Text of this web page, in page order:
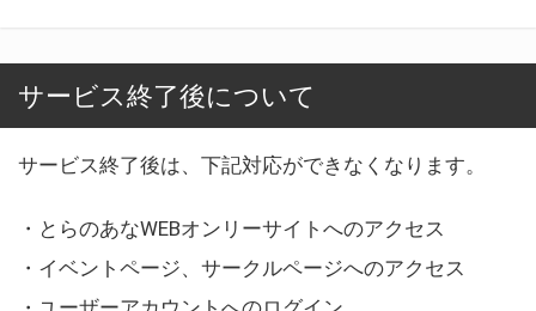
サービス終了後について
サービス終了後は、下記対応ができなくなります。
・とらのあなWEBオンリーサイトへのアクセス
・イベントページ、サークルページへのアクセス